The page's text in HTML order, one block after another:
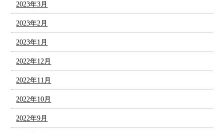
2023年3月
2023年2月
2023年1月
2022年12月
2022年11月
2022年10月
2022年9月